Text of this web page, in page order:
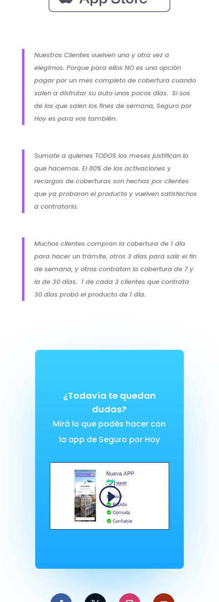
Nuestros Clientes vuelven una y otra vez a
elegirnos. Porque para ellos NO es una opción
pagar por un mes completo de cobertura cuando
salen a disfrutar su auto unos pocos días. Si sos
de los que salen los fines de semana, Seguro por
Hoy es para vos también.
Sumate a quienes TODOS los meses justifican lo
que hacemos. El 80% de las activaciones y
recargas de coberturas son hechas por clientes
que ya probaron el producto y vuelven satisfechos
a contratarlo.
Muchos clientes compran la cobertura de 1 día
para hacer un trámite, otros 3 días para salir el fin
de semana, y otros contratan la cobertura de 7 y
la de 30 días. 1 de cada 3 clientes que contrata
30 días probó el producto de 1 día.
¿Todavía te quedan
dudas?
Mirá lo que podés hacer con
la app de Seguro por Hoy